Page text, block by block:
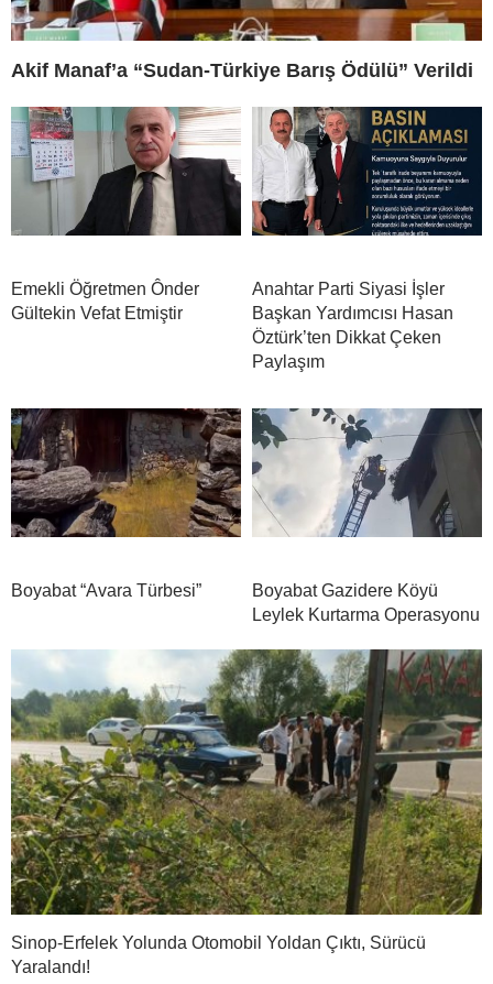
Akif Manaf’a “Sudan-Türkiye Barış Ödülü” Verildi
Emekli Öğretmen Ônder
Gültekin Vefat Etmiştir
Anahtar Parti Siyasi İşler
Başkan Yardımcısı Hasan
Öztürk’ten Dikkat Çeken
Paylaşım
Boyabat “Avara Türbesi”
Boyabat Gazidere Köyü
Leylek Kurtarma Operasyonu
Sinop-Erfelek Yolunda Otomobil Yoldan Çıktı, Sürücü
Yaralandı!